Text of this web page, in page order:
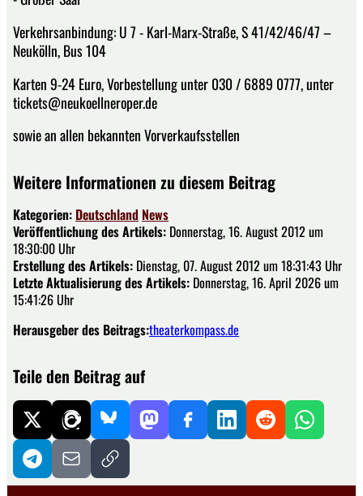
Verkehrsanbindung: U 7 - Karl-Marx-Straße, S 41/42/46/47 –
Neukölln, Bus 104
Karten 9-24 Euro, Vorbestellung unter 030 / 6889 0777, unter
tickets@neukoellneroper.de
sowie an allen bekannten Vorverkaufsstellen
Weitere Informationen zu diesem Beitrag
Kategorien: Deutschland News
Veröffentlichung des Artikels: Donnerstag, 16. August 2012 um
18:30:00 Uhr
Erstellung des Artikels: Dienstag, 07. August 2012 um 18:31:43 Uhr
Letzte Aktualisierung des Artikels: Donnerstag, 16. April 2026 um
15:41:26 Uhr
Herausgeber des Beitrags:theaterkompass.de
Teile den Beitrag auf